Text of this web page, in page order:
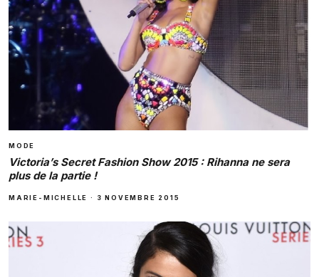
MODE
Victoria’s Secret Fashion Show 2015 : Rihanna ne sera
plus de la partie !
MARIE-MICHELLE · 3 NOVEMBRE 2015